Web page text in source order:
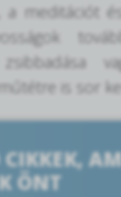
a meditációt
is sor
ÖNT